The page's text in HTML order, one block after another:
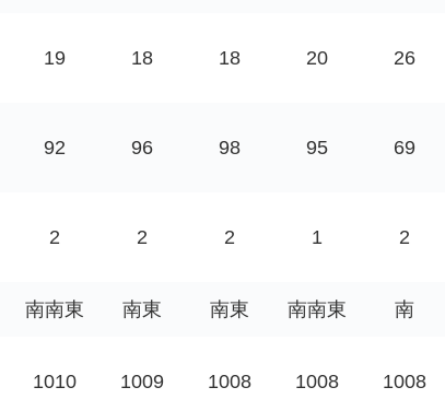
19 18 18 20 26
92 96 98 95 69
2 2 2 1 2
南南東 南東 南東 南南東 南
1010 1009 1008 1008 1008